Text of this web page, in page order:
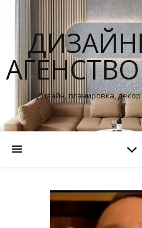
Дизайн, планировка,